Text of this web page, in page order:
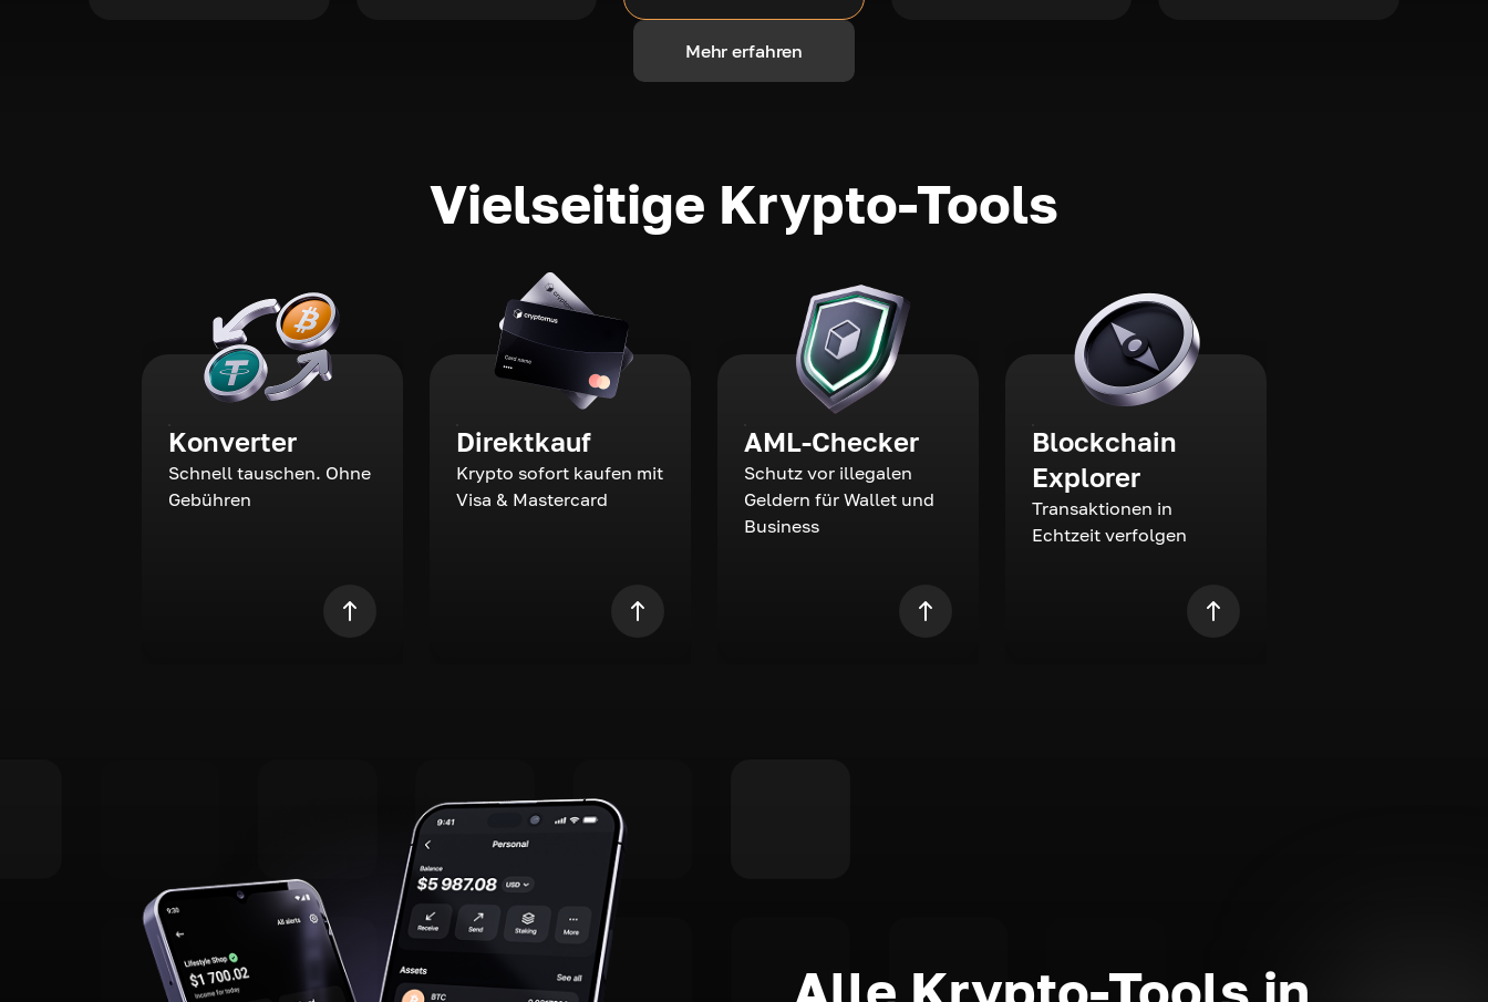
Mehr erfahren
Vielseitige Krypto-Tools
Konverter
Schnell tauschen. Ohne
Gebühren
Direktkauf
Krypto sofort kaufen mit
Visa & Mastercard
AML-Checker
Schutz vor illegalen
Geldern für Wallet und
Business
Blockchain
Explorer
Transaktionen in
Echtzeit verfolgen